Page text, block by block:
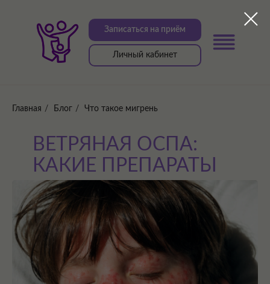
Записаться на приём
Личный кабинет
Главная / Блог / Что такое мигрень
ВЕТРЯНАЯ ОСПА:
КАКИЕ ПРЕПАРАТЫ
НЕЛЬЗЯ ПРИНИМАТЬ
И ПОЧЕМУ